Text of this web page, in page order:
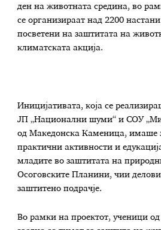
ден на животната средина, во
се организираат над 2200
посветени на заштитата на
климатската акција.
Иницијативата, која се
ЈП „Национални шуми“ и СОУ
од Македонска Каменица, имаше
практични активности и
младите во заштитата на
Осоговските Планини, чии делови
заштитено подрачје.
Во рамки на проектот, ученици